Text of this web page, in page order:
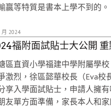
贏等特質是書本上學不到的。
月 2024
福附面試貼士大公開
區直資小學福建中學附屬學
激烈，徐區懿華校長（Eva校
享入學面試貼士，申請人擁
友單方面準備，家長本人和